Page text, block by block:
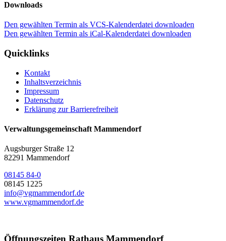
Downloads
Den gewählten Termin als VCS-Kalenderdatei downloaden
Den gewählten Termin als iCal-Kalenderdatei downloaden
Quicklinks
Kontakt
Inhaltsverzeichnis
Impressum
Datenschutz
Erklärung zur Barrierefreiheit
Verwaltungsgemeinschaft Mammendorf
Augsburger Straße 12
82291 Mammendorf
08145 84-0
08145 1225
info@vgmammendorf.de
www.vgmammendorf.de
Öffnungszeiten Rathaus Mammendorf